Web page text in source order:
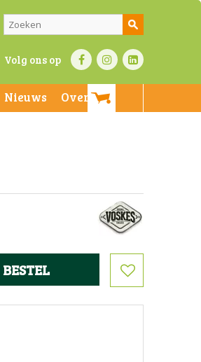
Volg ons op
Nieuws
Over ons